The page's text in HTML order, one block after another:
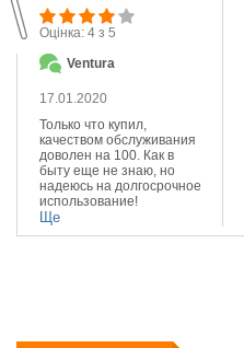
Оцінка: 4 з 5
Ventura
17.01.2020
Только что купил,
качеством обслуживания
доволен на 100. Как в
быту еще не знаю, но
надеюсь на долгосрочное
использование!
Ще